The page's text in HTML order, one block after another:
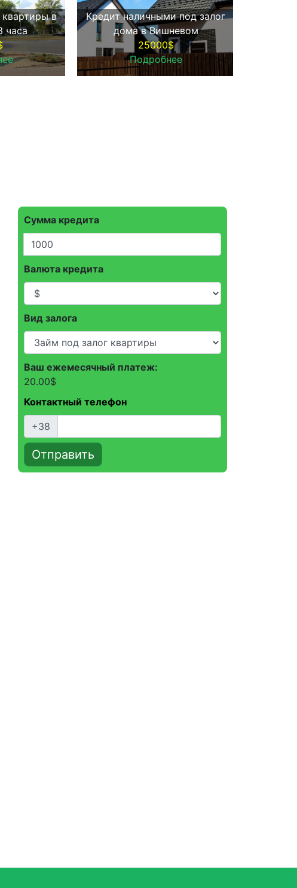
квартиры в
часа
Кредит наличными под залог
дома в Вишневом
25000$
Подробнее
Сумма кредита
Валюта кредита
Вид залога
Ваш ежемесячный платеж:
20.00$
Контактный телефон
+38
Отправить